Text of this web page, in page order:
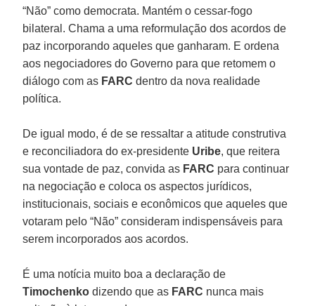
“Não” como democrata. Mantém o cessar-fogo
bilateral. Chama a uma reformulação dos acordos de
paz incorporando aqueles que ganharam. E ordena
aos negociadores do Governo para que retomem o
diálogo com as FARC dentro da nova realidade
política.
De igual modo, é de se ressaltar a atitude construtiva
e reconciliadora do ex-presidente Uribe, que reitera
sua vontade de paz, convida as FARC para continuar
na negociação e coloca os aspectos jurídicos,
institucionais, sociais e econômicos que aqueles que
votaram pelo “Não” consideram indispensáveis para
serem incorporados aos acordos.
É uma notícia muito boa a declaração de
Timochenko dizendo que as FARC nunca mais